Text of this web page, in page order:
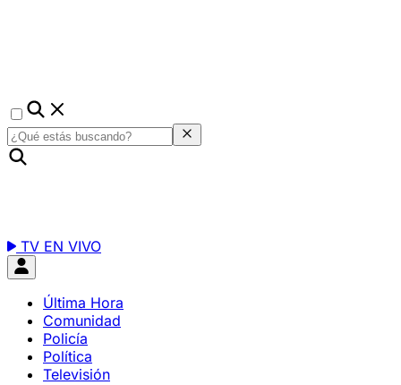
TV EN VIVO
Última Hora
Comunidad
Policía
Política
Televisión